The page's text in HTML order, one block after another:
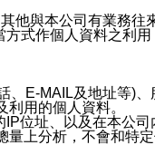
他與本公司有業務往
式作個人資料之利
E-MAIL及地址等)
用的個人資料。
位址、以及在本公
上分析，不會和特定